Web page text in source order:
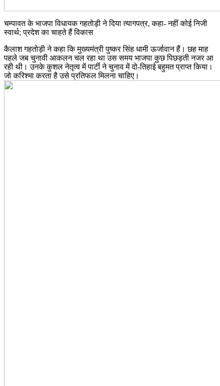
चम्पावत के भाजपा विधायक गहतोड़ी ने दिया त्यागपत्र, कहा- नहीं कोई निजी
स्वार्थ; प्रदेश का चाहते हैं विकास
कैलाश गहतोड़ी ने कहा कि मुख्यमंत्री पुष्कर सिंह धामी ऊर्जावान हैं। छह माह
पहले जब चुनावी आकलन चल रहा था उस समय भाजपा कुछ पिछड़ती नजर आ
रही थी। उनके कुशल नेतृत्व में पार्टी ने चुनाव में दो-तिहाई बहुमत प्राप्त किया।
जो करिश्मा करता है उसे प्रतिफल मिलना चाहिए।